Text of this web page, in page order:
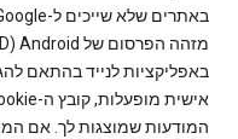
באפליקציות לנייד בהתאם
המודעות שמוצגות לך. אם